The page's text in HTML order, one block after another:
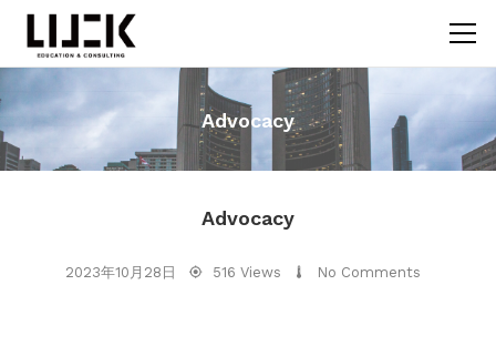
Advocacy
Advocacy
2023年10月28日 516 Views No Comments